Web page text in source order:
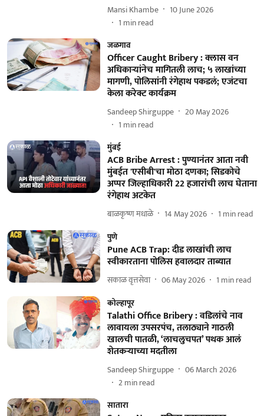
Mansi Khambe
10 June 2026
1 min read
जळगाव
Officer Caught Bribery : क्लास वन
अधिकाऱ्यांनेच मागितली लाच; ५ लाखांच्या
मागणी, पोलिसांनी रंगेहाथ पकडलं; एजंटचा
केला करेक्ट कार्यक्रम
Sandeep Shirguppe
20 May 2026
1 min read
मुंबई
ACB Bribe Arrest : पुण्यानंतर आता नवी
मुंबईत 'एसीबी'चा मोठा दणका; सिडकोचे
अप्पर जिल्हाधिकारी 22 हजारांची लाच घेताना
रंगेहाथ अटकेत
बाळकृष्ण मधाळे 14 May 2026 1 min read
पुणे
Pune ACB Trap: दीड लाखांची लाच
स्वीकारताना पोलिस हवालदार ताब्यात
सकाळ वृत्तसेवा 06 May 2026 1 min read
कोल्हापूर
Talathi Office Bribery : वडिलांचे नाव
लावायला उपसरपंच, तलाठ्याने गाठली
खालची पातळी, ‘लाचलुचपत’ पथक आलं
शेतकऱ्याच्या मदतीला
Sandeep Shirguppe
06 March 2026
2min read
सातारा